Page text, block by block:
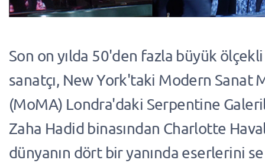
Son on yılda 50'den fazla büyük
sanatçı, New York'taki Modern Sanat
(MoMA) Londra'daki Serpentine
Zaha Hadid binasından Charlotte
dünyanın dört bir yanında eserlerini